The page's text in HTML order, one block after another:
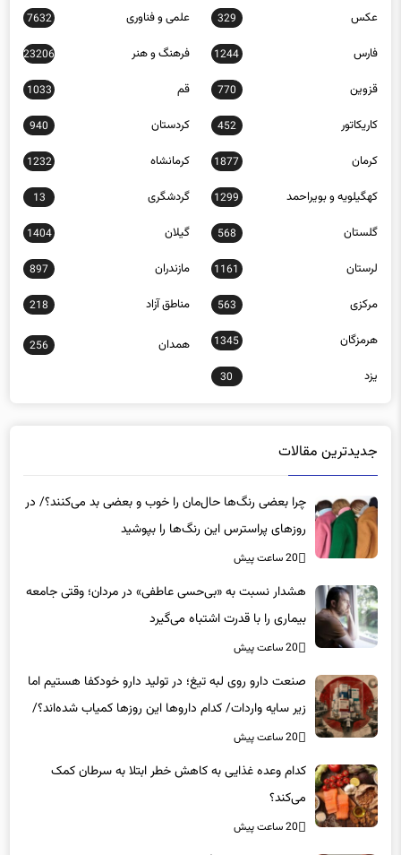
عکس 329 علمی و فناوری 7632
فارس 1244 فرهنگ و هنر 23206
قزوین 770 قم 1033
کاریکاتور 452 کردستان 940
کرمان 1877 کرمانشاه 1232
کهگیلویه و بویراحمد 1299 گردشگری 13
گلستان 568 گیلان 1404
لرستان 1161 مازندران 897
مرکزی 563 مناطق آزاد 218
هرمزگان 1345 همدان 256
یزد 30
جدیدترین مقالات
چرا بعضی رنگ‌ها حال‌مان را خوب و بعضی بد می‌کنند؟/ در
روزهای پراسترس این رنگ‌ها را بپوشید
20 ساعت پیش
هشدار نسبت به «بی‌حسی عاطفی» در مردان؛ وقتی جامعه
بیماری را با قدرت اشتباه می‌گیرد
20 ساعت پیش
صنعت دارو روی لبه تیغ؛ در تولید دارو خودکفا هستیم اما
زیر سایه واردات/ کدام داروها این روزها کمیاب شده‌اند؟/
«کشور سه ماه ذخیره دارویی دارد»
20 ساعت پیش
کدام وعده غذایی به کاهش خطر ابتلا به سرطان کمک
می‌کند؟
20 ساعت پیش